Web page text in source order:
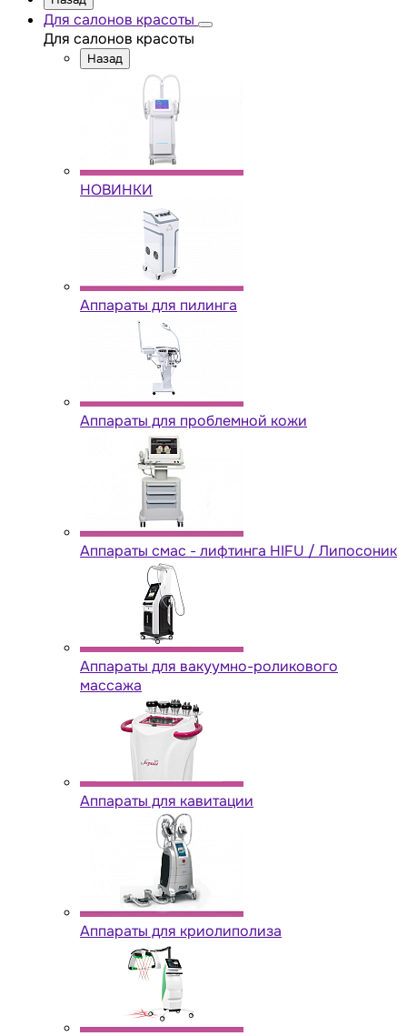
Для салонов красоты
Для салонов красоты
Назад
НОВИНКИ
Аппараты для пилинга
Аппараты для проблемной кожи
Аппараты cмас - лифтинга HIFU / Липосоник
Аппараты для вакуумно-роликового
массажа
Аппараты для кавитации
Аппараты для криолиполиза